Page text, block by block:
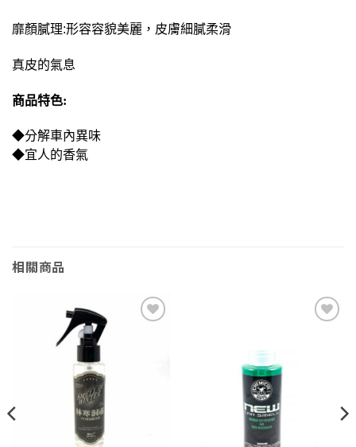
靡顏膩理:形容容貌美麗，皮膚細膩柔滑
真皮的氣息
商品特色:
◆分解車內異味
◆宜人的香氣
相關商品